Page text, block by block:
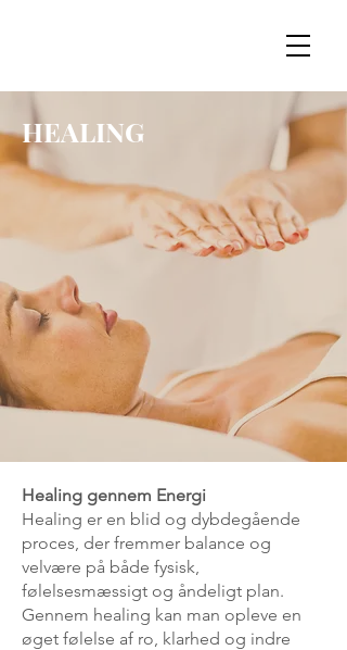
HEALING
Healing gennem Energi
Healing er en blid og dybdegående
proces, der fremmer balance og
velvære på både fysisk,
følelsesmæssigt og åndeligt plan.
Gennem healing kan man opleve en
øget følelse af ro, klarhed og indre